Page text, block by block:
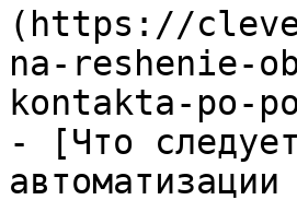
(https://
na-reshenie-
kontakta-po-
- [Что